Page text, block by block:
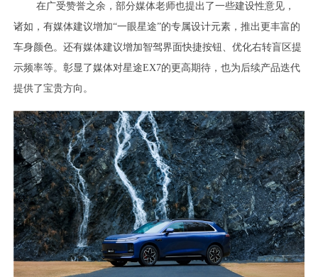
在广受赞誉之余，部分媒体老师也提出了一些建设性意见，
诸如，有媒体建议增加“一眼星途”的专属设计元素，推出更丰富的
车身颜色。还有媒体建议增加智驾界面快捷按钮、优化右转盲区提
示频率等。彰显了媒体对星途EX7的更高期待，也为后续产品迭代
提供了宝贵方向。